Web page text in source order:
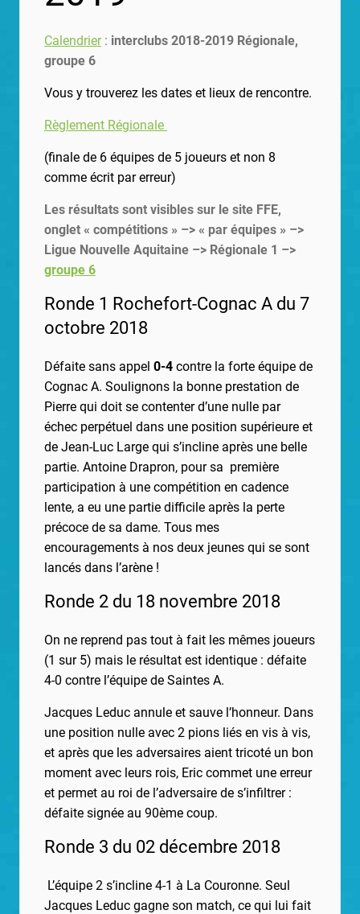
Calendrier: interclubs 2018-2019 Régionale,
groupe 6
Vous y trouverez les dates et lieux de rencontre.
Règlement Régionale
(finale de 6 équipes de 5 joueurs et non 8
comme écrit par erreur)
Les résultats sont visibles sur le site FFE,
onglet « compétitions » –> « par équipes » –>
Ligue Nouvelle Aquitaine –> Régionale 1 –>
groupe 6
Ronde 1 Rochefort-Cognac A du 7
octobre 2018
Défaite sans appel 0-4 contre la forte équipe de
Cognac A. Soulignons la bonne prestation de
Pierre qui doit se contenter d’une nulle par
échec perpétuel dans une position supérieure et
de Jean-Luc Large qui s’incline après une belle
partie. Antoine Drapron, pour sa première
participation à une compétition en cadence
lente, a eu une partie difficile après la perte
précoce de sa dame. Tous mes
encouragements à nos deux jeunes qui se sont
lancés dans l’arène !
Ronde 2 du 18 novembre 2018
On ne reprend pas tout à fait les mêmes joueurs
(1 sur 5) mais le résultat est identique : défaite
4-0 contre l’équipe de Saintes A.
Jacques Leduc annule et sauve l’honneur. Dans
une position nulle avec 2 pions liés en vis à vis,
et après que les adversaires aient tricoté un bon
moment avec leurs rois, Eric commet une erreur
et permet au roi de l’adversaire de s’infiltrer :
défaite signée au 90ème coup.
Ronde 3 du 02 décembre 2018
L’équipe 2 s’incline 4-1 à La Couronne. Seul
Jacques Leduc gagne son match, ce qui lui fait